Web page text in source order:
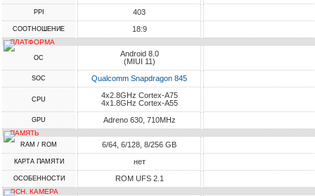
PPI 403
СООТНОШЕНИЕ 18:9
ПЛАТФОРМА
ОС
Android 8.0
(MIUI 11)
SOC Qualcomm Snapdragon 845
CPU
4x2.8GHz Cortex-A75
4x1.8GHz Cortex-A55
GPU Adreno 630, 710MHz
ПАМЯТЬ
RAM / ROM 6/64, 6/128, 8/256 GB
КАРТА ПАМЯТИ нет
ОСОБЕННОСТИ ROM UFS 2.1
ОСН. КАМЕРА